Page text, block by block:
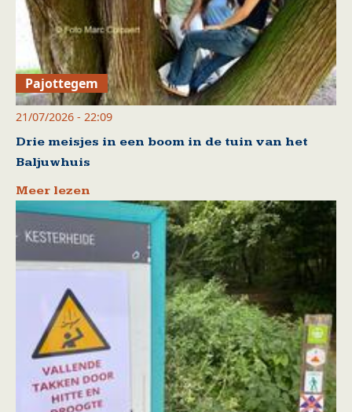
Pajottegem
21/07/2026 - 22:09
Drie meisjes in een boom in de tuin van het
Baljuwhuis
Meer lezen